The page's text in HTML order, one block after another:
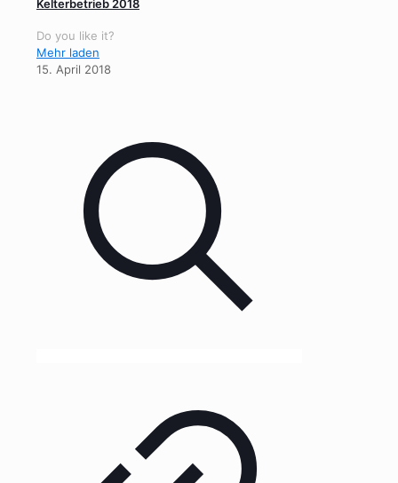
Kelterbetrieb 2018
Do you like it?
Mehr laden
15. April 2018